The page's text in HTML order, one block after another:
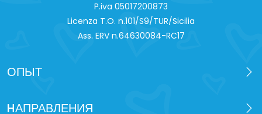
P.iva 0‍5017200873
Licenza T.O. n.101/S9/TUR/Sicilia
Ass. ERV n.64630084-RC17
ОПЫТ
HАПРАВЛЕНИЯ